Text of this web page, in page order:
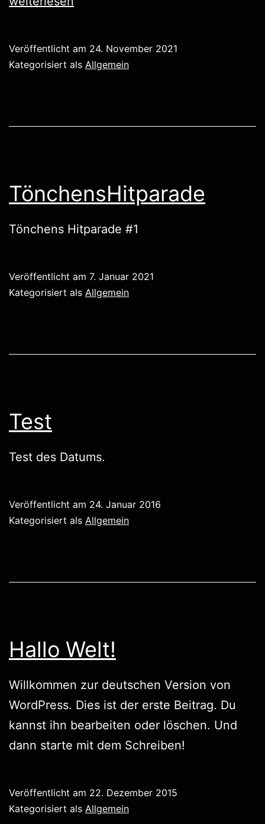
Veröffentlicht am 24. November 2021
Kategorisiert als Allgemein
TönchensHitparade
Tönchens Hitparade #1
Veröffentlicht am 7. Januar 2021
Kategorisiert als Allgemein
Test
Test des Datums.
Veröffentlicht am 24. Januar 2016
Kategorisiert als Allgemein
Hallo Welt!
Willkommen zur deutschen Version von
WordPress. Dies ist der erste Beitrag. Du
kannst ihn bearbeiten oder löschen. Und
dann starte mit dem Schreiben!
Veröffentlicht am 22. Dezember 2015
Kategorisiert als Allgemein